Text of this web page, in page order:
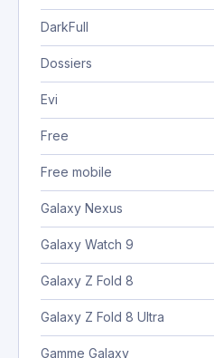
DarkFull
Dossiers
Evi
Free
Free mobile
Galaxy Nexus
Galaxy Watch 9
Galaxy Z Fold 8
Galaxy Z Fold 8 Ultra
Gamme Galaxy